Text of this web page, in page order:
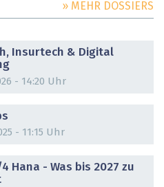
» MEHR DOSSIERS
Insurtech & Digital
- 14:20 Uhr
- 11:15 Uhr
4 Hana - Was bis 2027 zu